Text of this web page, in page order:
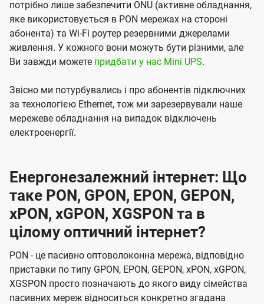
потрібно лише забезпечити ONU (активне обладнання,
яке використовується в PON мережах на стороні
абонента) та Wi-Fi роутер резервними джерелами
живлення. У кожного вони можуть бути різними, але
Ви завжди можете придбати у нас Mini UPS.
Звісно ми потурбувались і про абонентів підключних
за технологією Ethernet, тож ми зарезервували наше
мережеве обладнання на випадок відключень
електроенергії.
Енергонезалежний інтернет: Що
таке PON, GPON, EPON, GEPON,
xPON, xGPON, XGSPON та в
цілому оптичний інтернет?
PON - це пасивно оптоволоконна мережа, відповідно
приставки по типу GPON, EPON, GEPON, xPON, xGPON,
XGSPON просто позначають до якого виду сімейства
пасивних мереж відноситься конкретно згадана